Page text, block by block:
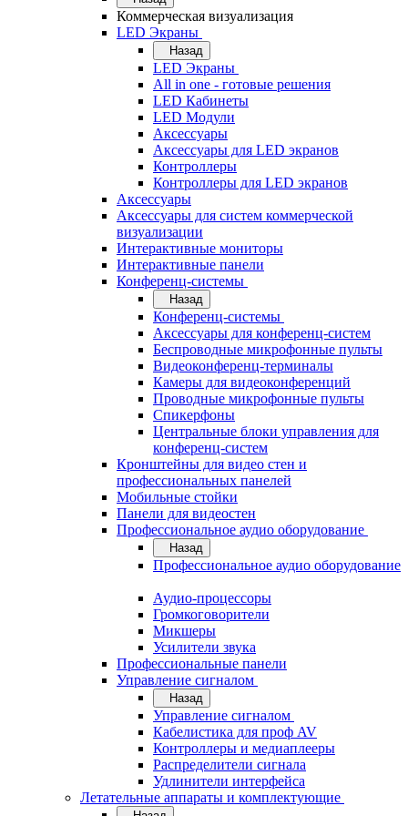
Коммерческая визуализация
LED Экраны
Назад
LED Экраны
All in one - готовые решения
LED Кабинеты
LED Модули
Аксессуары
Аксессуары для LED экранов
Контроллеры
Контроллеры для LED экранов
Аксессуары
Аксессуары для систем коммерческой
визуализации
Интерактивные мониторы
Интерактивные панели
Конференц-системы
Назад
Конференц-системы
Аксессуары для конференц-систем
Беспроводные микрофонные пульты
Видеоконференц-терминалы
Камеры для видеоконференций
Проводные микрофонные пульты
Спикерфоны
Центральные блоки управления для
конференц-систем
Кронштейны для видео стен и
профессиональных панелей
Мобильные стойки
Панели для видеостен
Профессиональное аудио оборудование
Назад
Профессиональное аудио оборудование
Аудио-процессоры
Громкоговорители
Микшеры
Усилители звука
Профессиональные панели
Управление сигналом
Назад
Управление сигналом
Кабелистика для проф AV
Контроллеры и медиаплееры
Распределители сигнала
Удлинители интерфейса
Летательные аппараты и комплектующие